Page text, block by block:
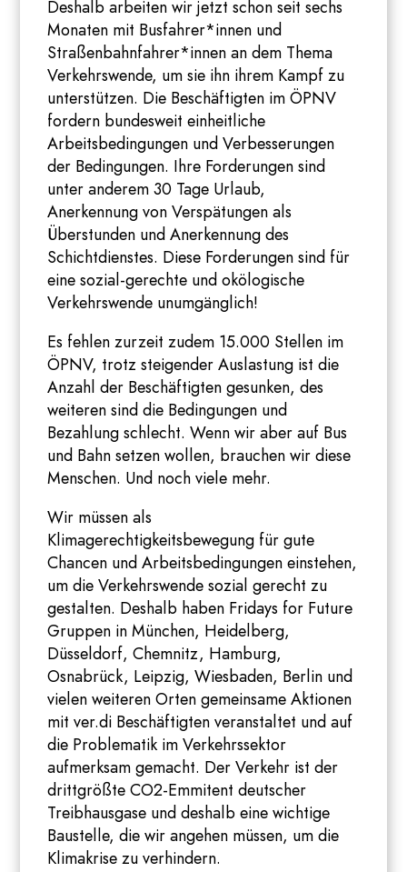
Deshalb arbeiten wir jetzt schon seit sechs
Monaten mit Busfahrer*innen und
Straßenbahnfahrer*innen an dem Thema
Verkehrswende, um sie ihn ihrem Kampf zu
unterstützen. Die Beschäftigten im ÖPNV
fordern bundesweit einheitliche
Arbeitsbedingungen und Verbesserungen
der Bedingungen. Ihre Forderungen sind
unter anderem 30 Tage Urlaub,
Anerkennung von Verspätungen als
Überstunden und Anerkennung des
Schichtdienstes. Diese Forderungen sind für
eine sozial-gerechte und okölogische
Verkehrswende unumgänglich!
Es fehlen zurzeit zudem 15.000 Stellen im
ÖPNV, trotz steigender Auslastung ist die
Anzahl der Beschäftigten gesunken, des
weiteren sind die Bedingungen und
Bezahlung schlecht. Wenn wir aber auf Bus
und Bahn setzen wollen, brauchen wir diese
Menschen. Und noch viele mehr.
Wir müssen als
Klimagerechtigkeitsbewegung für gute
Chancen und Arbeitsbedingungen einstehen,
um die Verkehrswende sozial gerecht zu
gestalten. Deshalb haben Fridays for Future
Gruppen in München, Heidelberg,
Düsseldorf, Chemnitz, Hamburg,
Osnabrück, Leipzig, Wiesbaden, Berlin und
vielen weiteren Orten gemeinsame Aktionen
mit ver.di Beschäftigten veranstaltet und auf
die Problematik im Verkehrssektor
aufmerksam gemacht. Der Verkehr ist der
drittgrößte CO2-Emmitent deutscher
Treibhausgase und deshalb eine wichtige
Baustelle, die wir angehen müssen, um die
Klimakrise zu verhindern.